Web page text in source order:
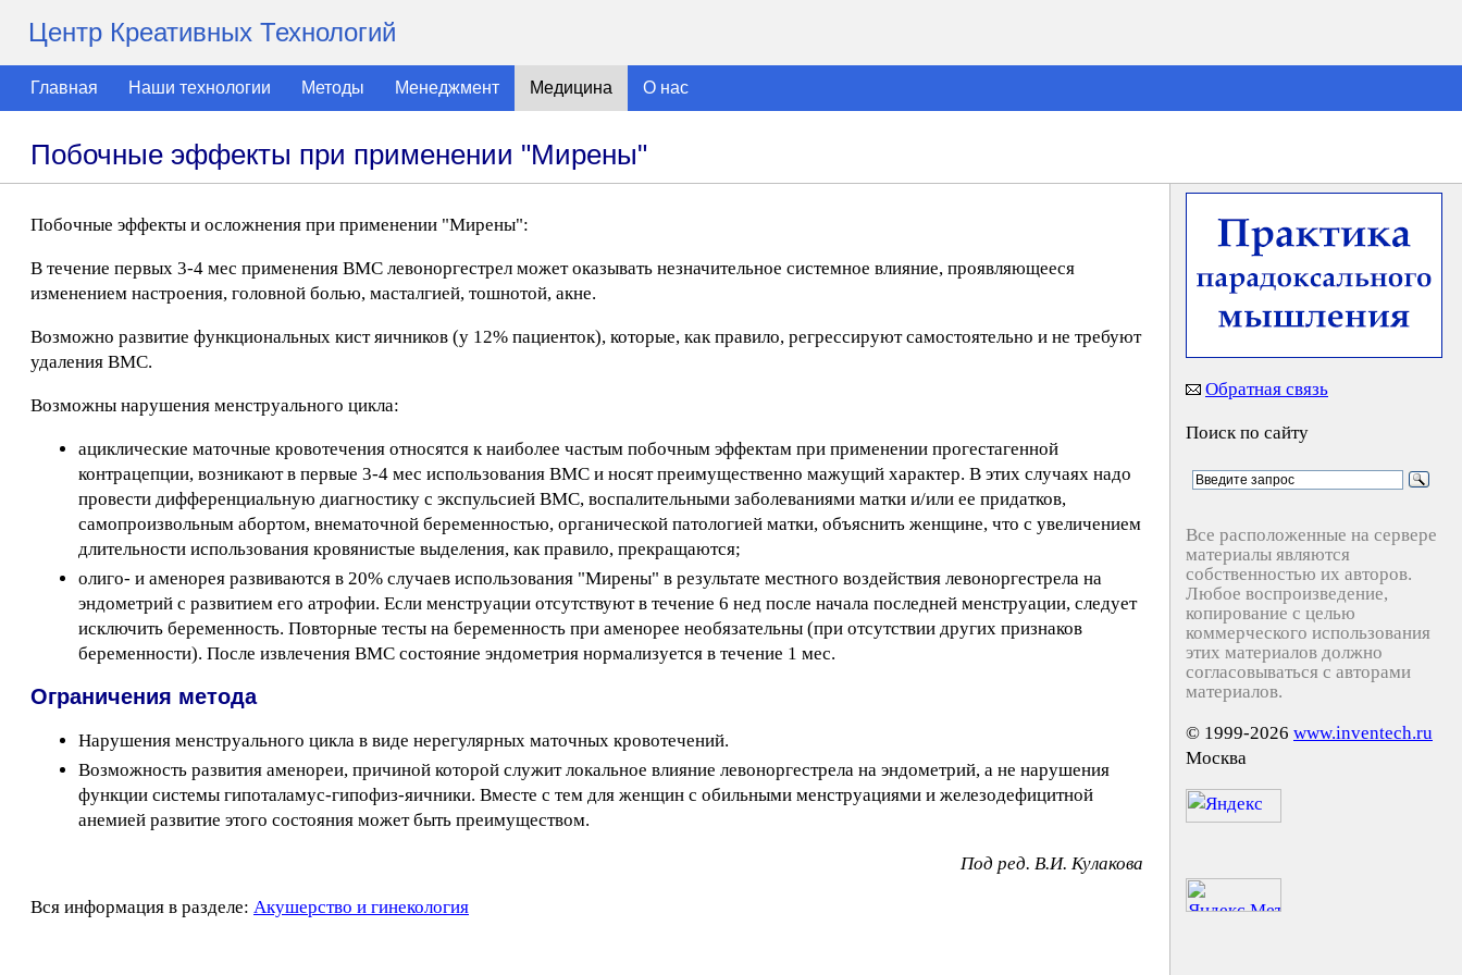
Центр Креативных Технологий
Главная Наши технологии Методы Менеджмент Медицина О нас
Побочные эффекты при применении "Мирены"
Побочные эффекты и осложнения при применении "Мирены":
В течение первых 3-4 мес применения ВМС левоноргестрел может оказывать незначительное системное влияние, проявляющееся
изменением настроения, головной болью, масталгией, тошнотой, акне.
Возможно развитие функциональных кист яичников (у 12% пациенток), которые, как правило, регрессируют самостоятельно и не требуют
удаления ВМС.
Возможны нарушения менструального цикла:
ациклические маточные кровотечения относятся к наиболее частым побочным эффектам при применении прогестагенной
контрацепции, возникают в первые 3-4 мес использования ВМС и носят преимущественно мажущий характер. В этих случаях надо
провести дифференциальную диагностику с экспульсией ВМС, воспалительными заболеваниями матки и/или ее придатков,
самопроизвольным абортом, внематочной беременностью, органической патологией матки, объяснить женщине, что с увеличением
длительности использования кровянистые выделения, как правило, прекращаются;
олиго- и аменорея развиваются в 20% случаев использования "Мирены" в результате местного воздействия левоноргестрела на
эндометрий с развитием его атрофии. Если менструации отсутствуют в течение 6 нед после начала последней менструации, следует
исключить беременность. Повторные тесты на беременность при аменорее необязательны (при отсутствии других признаков
беременности). После извлечения ВМС состояние эндометрия нормализуется в течение 1 мес.
Ограничения метода
Нарушения менструального цикла в виде нерегулярных маточных кровотечений.
Возможность развития аменореи, причиной которой служит локальное влияние левоноргестрела на эндометрий, а не нарушения
функции системы гипоталамус-гипофиз-яичники. Вместе с тем для женщин с обильными менструациями и железодефицитной
анемией развитие этого состояния может быть преимуществом.
Под ред. В.И. Кулакова
Вся информация в разделе: Акушерство и гинекология
Обратная связь
Поиск по сайту
Все расположенные на сервере
материалы являются
собственностью их авторов.
Любое воспроизведение,
копирование с целью
коммерческого использования
этих материалов должно
согласовываться с авторами
материалов.
© 1999-2026 www.inventech.ru
Москва